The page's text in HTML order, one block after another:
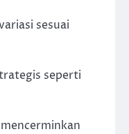
sesuai
seperti